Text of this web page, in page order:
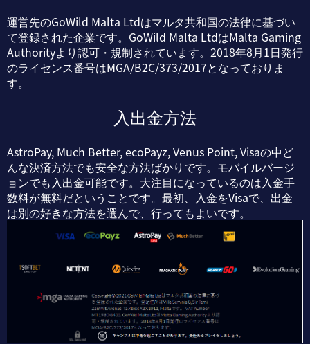
運営先のGoWild Malta Ltdはマルタ共和国の法律に基づい
て登録された企業です。GoWild Malta LtdはMalta Gaming
Authorityより認可・規制されています。2018年8月1日発行
のライセンス番号はMGA/B2C/373/2017となっておりま
す。
入出金方法
AstroPay, Much Better, ecoPayz, Venus Point, Visaの中ど
んな決済方法でも安全な方法ばかりです。モバイルバージ
ョンでも入出金可能です。大注目になっているのは入金手
数料が無料だということです。最初、入金をVisaで、出金
は別の好きな方法を選んで、行ってもよいです。